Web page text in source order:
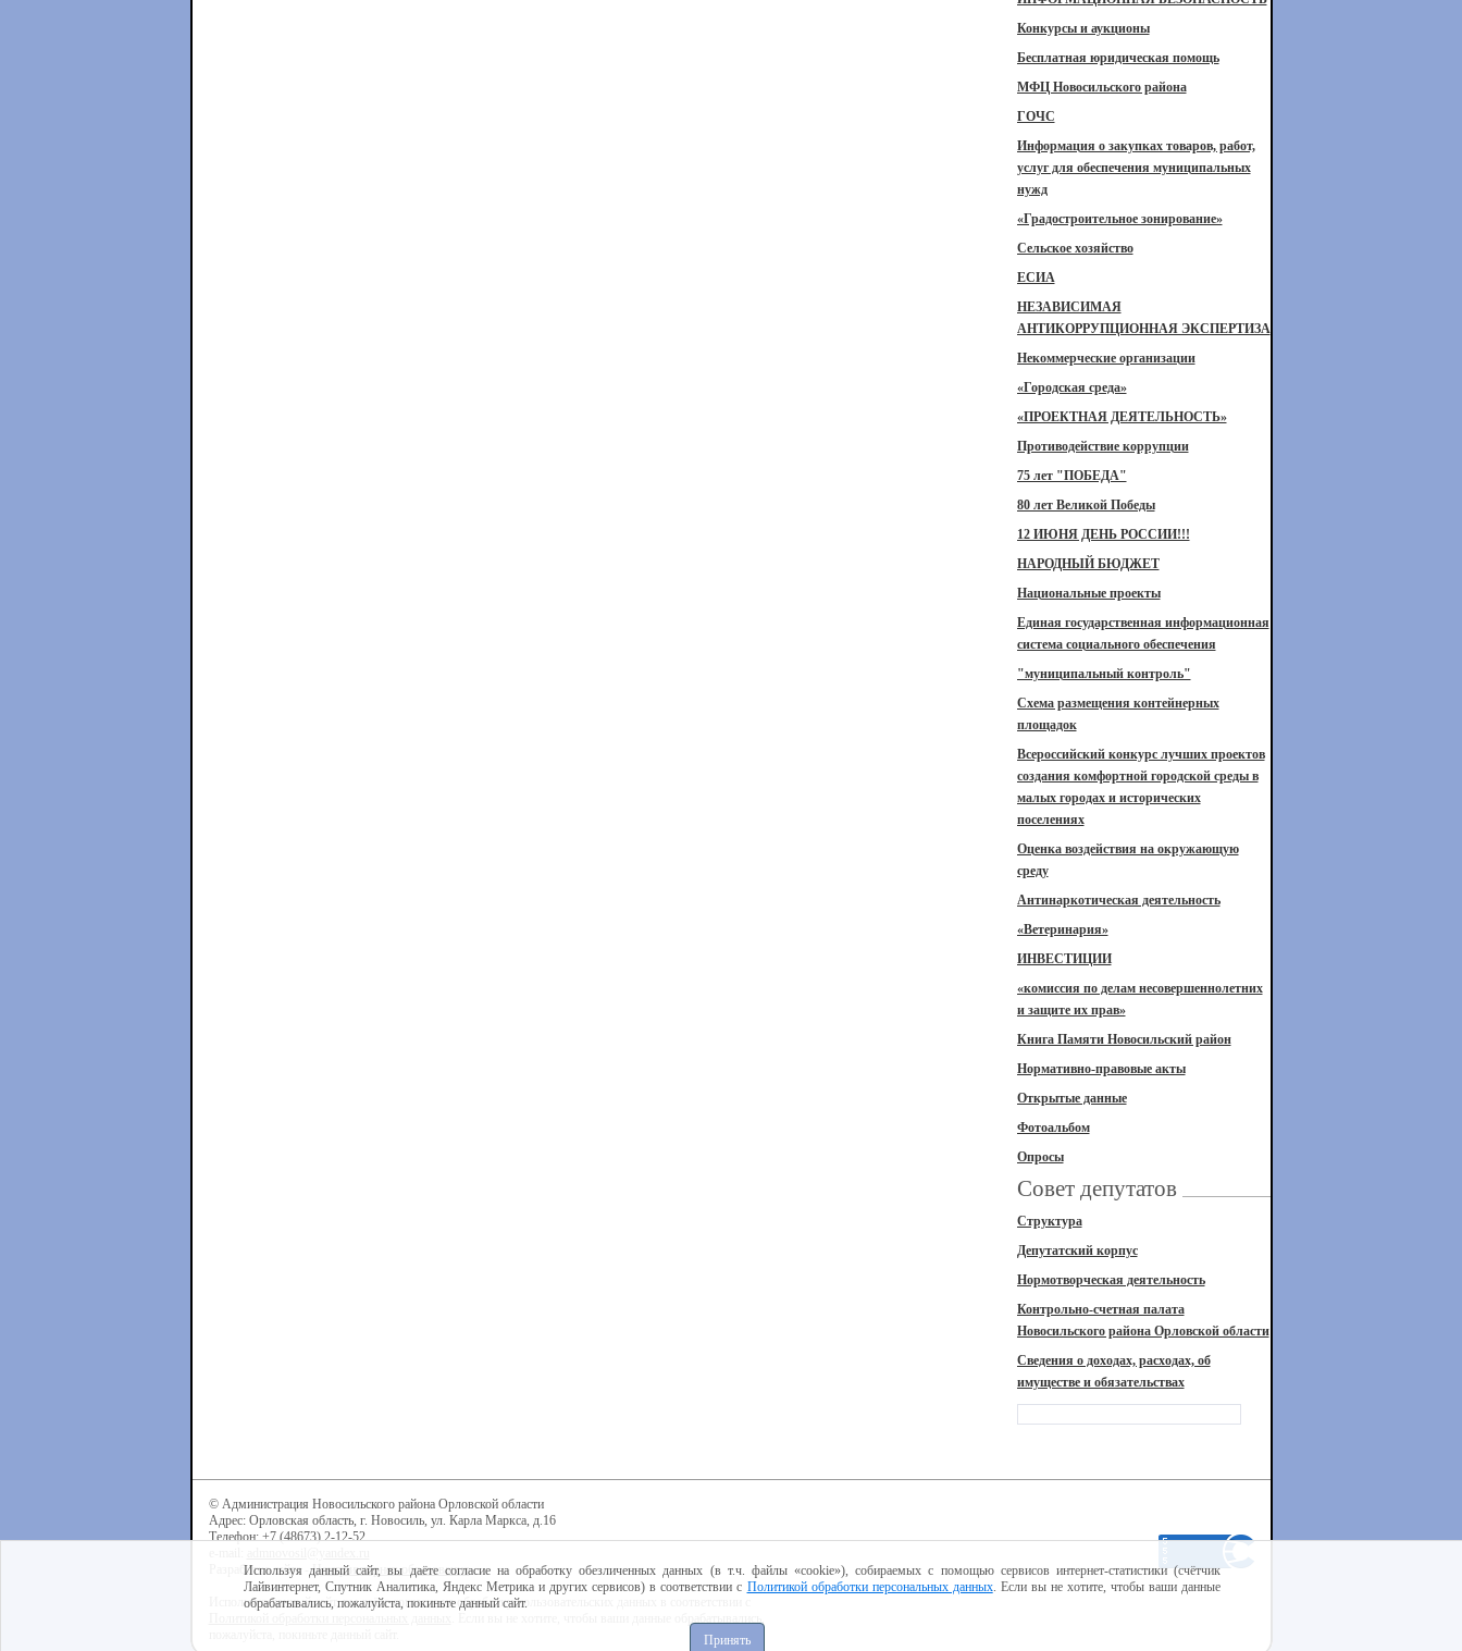
Конкурсы и аукционы
Бесплатная юридическая помощь
МФЦ Новосильского района
ГОЧС
Информация о закупках товаров, работ,
услуг для обеспечения муниципальных
нужд
«Градостроительное зонирование»
Сельское хозяйство
ЕСИА
НЕЗАВИСИМАЯ
АНТИКОРРУПЦИОННАЯ ЭКСПЕРТИЗА
Некоммерческие организации
«Городская среда»
«ПРОЕКТНАЯ ДЕЯТЕЛЬНОСТЬ»
Противодействие коррупции
75 лет "ПОБЕДА"
80 лет Великой Победы
12 ИЮНЯ ДЕНЬ РОССИИ!!!
НАРОДНЫЙ БЮДЖЕТ
Национальные проекты
Единая государственная информационная
система социального обеспечения
"муниципальный контроль"
Схема размещения контейнерных
площадок
Всероссийский конкурс лучших проектов
создания комфортной городской среды в
малых городах и исторических
поселениях
Оценка воздействия на окружающую
среду
Антинаркотическая деятельность
«Ветеринария»
ИНВЕСТИЦИИ
«комиссия по делам несовершеннолетних
и защите их прав»
Книга Памяти Новосильский район
Нормативно-правовые акты
Открытые данные
Фотоальбом
Опросы
Совет депутатов
Структура
Депутатский корпус
Нормотворческая деятельность
Контрольно-счетная палата
Новосильского района Орловской области
Сведения о доходах, расходах, об
имуществе и обязательствах
© Администрация Новосильского района Орловской области
Адрес: Орловская область, г. Новосиль, ул. Карла Маркса, д.16
Телефон: +7 (48673) 2-12-52
Разработка сайта -Центр интернет-образования
Используя данный сайт, вы даёте согласие на обработку пользовательских данных в соответствии с
Используя данный сайт, вы даёте согласие на обработку обезличенных данных (в т.ч. файлы «cookie»), собираемых с помощью сервисов интернет-статистики (счётчик
Лайвинтернет, Спутник Аналитика, Яндекс Метрика и других сервисов) в соответствии с Политикой обработки персональных данных. Если вы не хотите, чтобы ваши данные
обрабатывались, пожалуйста, покиньте данный сайт.
Принять